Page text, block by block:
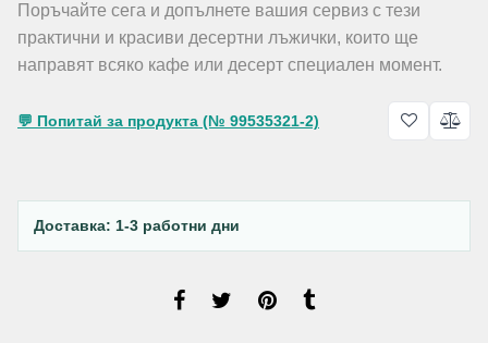
Поръчайте сега и допълнете вашия сервиз с тези
практични и красиви десертни лъжички, които ще
направят всяко кафе или десерт специален момент.
💬 Попитай за продукта (№ 99535321-2)
Доставка: 1-3 работни дни